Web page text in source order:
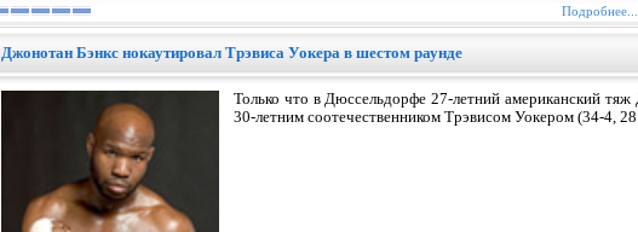
Подробнее...
Джонотан Бэнкс нокаутировал Трэвиса Уокера в шестом раунде
Только что в Дюссельдорфе 27-летний американский
30-летним соотечественником Трэвисом Уокером (34-4,